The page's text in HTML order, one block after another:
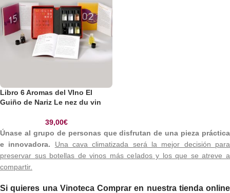
Libro 6 Aromas del VIno El
Guiño de Nariz Le nez du vin
39,00€
Únase al grupo de personas que disfrutan de una pieza práctica
e innovadora.
Una cava climatizada será la mejor decisión para
preservar sus botellas de vinos más celados y los que se atreve a
compartir.
Si quieres una Vinoteca Comprar en nuestra tienda online